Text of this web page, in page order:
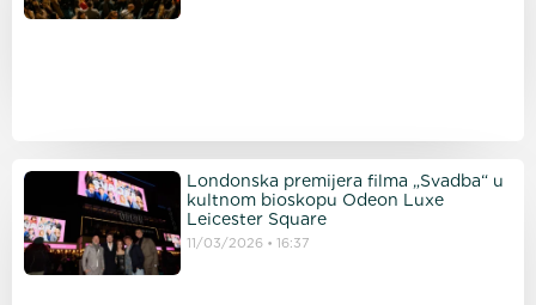
Londonska premijera filma „Svadba“ u
kultnom bioskopu Odeon Luxe
Leicester Square
11/03/2026 16:37